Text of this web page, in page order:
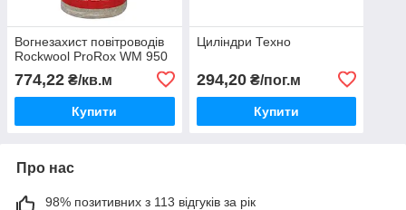
Вогнезахист повітроводів
Rockwool ProRox WM 950
774,22 ₴/кв.м
Купити
Циліндри Техно
294,20₴/пог.м
Купити
Про нас
98% позитивних з 113 відгуків за рік